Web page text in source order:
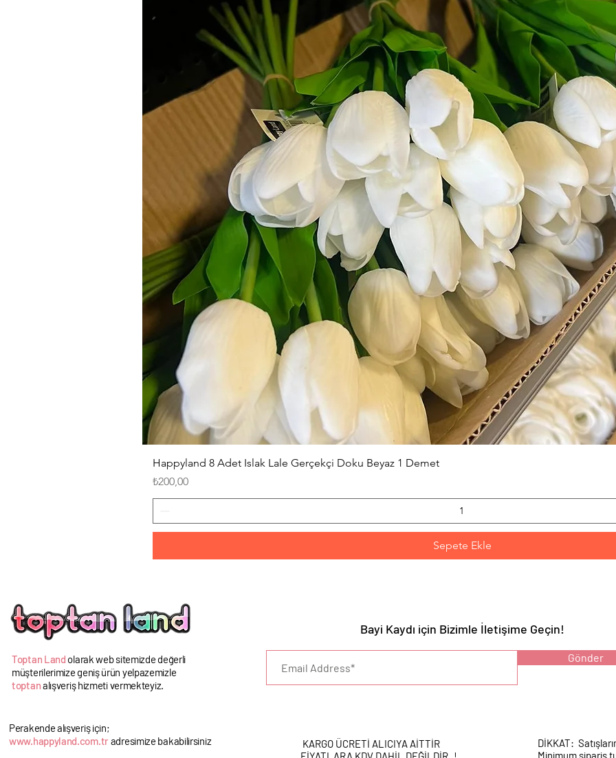
Happyland 8 Adet Islak Lale Gerçekçi Doku Beyaz 1 Demet
Fiyat
₺200,00
Sepete Ekle
Toptan Land olarak web sitemizde değerli
müşterilerimize geniş ürün yelpazemizle
toptanalışveriş hizmeti vermekteyiz.
Perakende alışveriş için;
www.happyland.com.tradresimize bakabilirsiniz
UYARI :
Bayi Kaydı için Bizimle İletişime Geçin!
Gönder
KARGO ÜCRETİ ALICIYA AİTTİR
DİKKAT: